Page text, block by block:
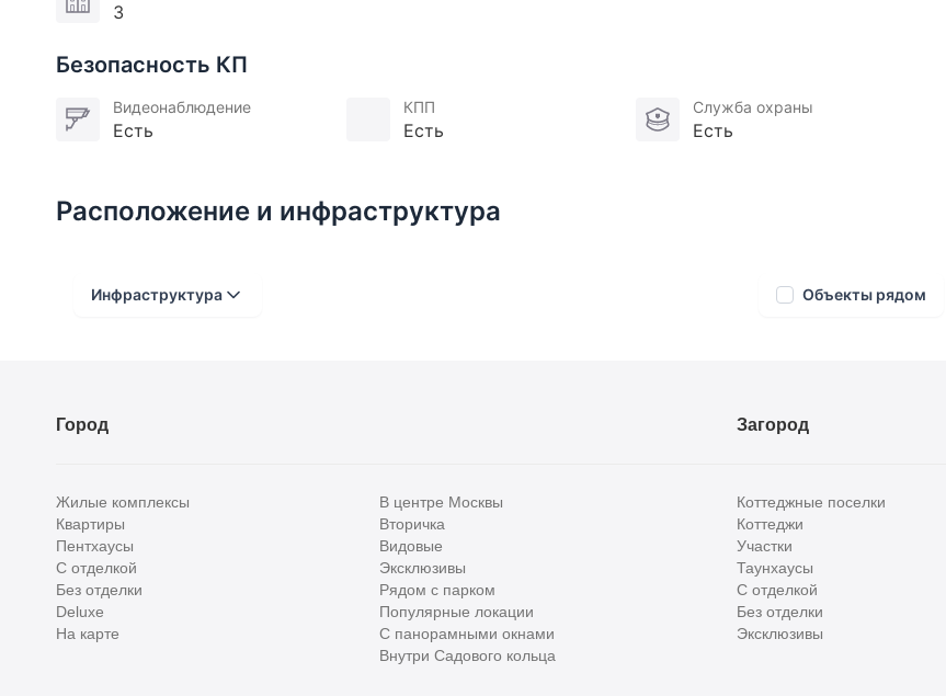
3
Безопасность КП
Видеонаблюдение
Есть
КПП
Есть
Служба охраны
Есть
Расположение и инфраструктура
Инфраструктура
Детские сады
Поликлиники
Больницы
Объекты рядом
Город
Жилые комплексы
Квартиры
Пентхаусы
С отделкой
Без отделки
Deluxe
На карте
В центре Москвы
Вторичка
Видовые
Эксклюзивы
Рядом с парком
Популярные локации
С панорамными окнами
Внутри Садового кольца
Загород
Коттеджные поселки
Коттеджи
Участки
Таунхаусы
С отделкой
Без отделки
Эксклюзивы